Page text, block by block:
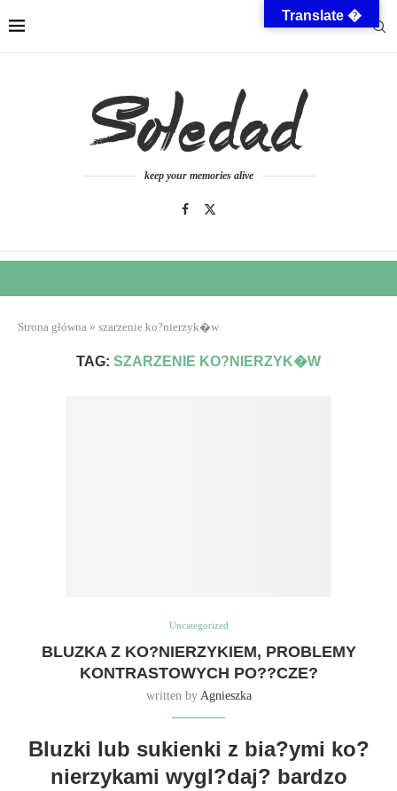
keep your memories alive
Strona główna » szarzenie ko?nierzyk�w
TAG: SZARZENIE KO?NIERZYK�W
Uncategorized
BLUZKA Z KO?NIERZYKIEM, PROBLEMY
KONTRASTOWYCH PO??CZE?
written by Agnieszka
Bluzki lub sukienki z bia?ymi ko?
nierzykami wygl?daj? bardzo
Translate �